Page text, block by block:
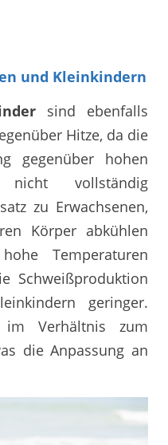
und Kleinkindern
sind ebenfalls
Hitze, da die
gegenüber hohen
nicht vollständig
zu Erwachsenen,
Körper abkühlen
Temperaturen
Schweißproduktion
geringer.
Verhältnis zum
die Anpassung an